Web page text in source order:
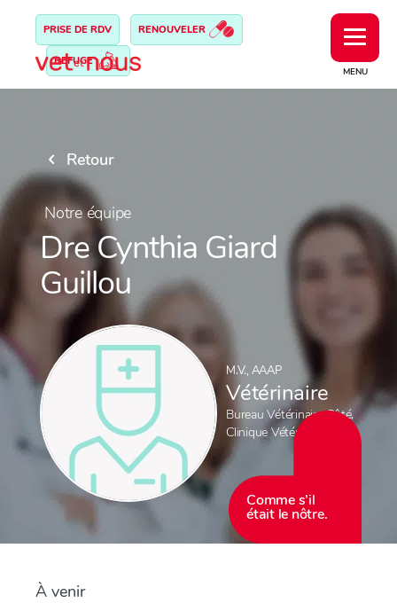
MENU
PRISE DE RDV RENOUVELER
REFUGE
Retour
Notre équipe
Dre Cynthia Giard
Guillou
M.V., AAAP
Vétérinaire
Bureau Vétérinaire Côté,
Clinique Vétérinaire Côté
Comme s’il
était le nôtre.
À venir